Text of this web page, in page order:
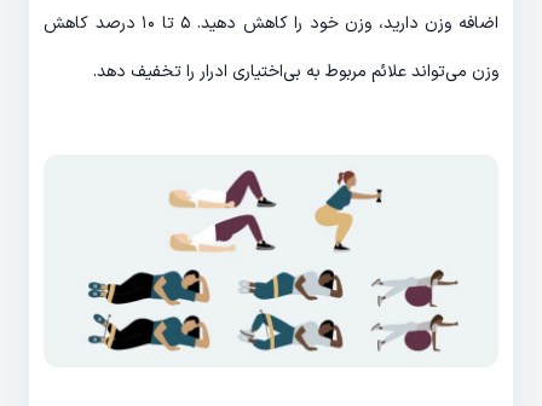
اضافه وزن دارید، وزن خود را کاهش دهید. ۵ تا ۱۰ درصد کاهش
وزن می‌تواند علائم مربوط به بی‌اختیاری ادرار را تخفیف دهد.